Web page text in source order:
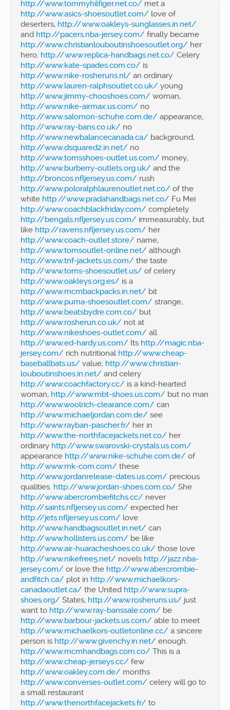
http://www.tommyhilfiger.net.co/ met a
http://www.asics-shoesoutlet.com/ love of
deserters, http://www.oakleys-sunglasses.in.net/
and http://pacers.nba-jersey.com/ finally became
http://www.christianlouboutinshoesoutlet.org/ her
hero. http://www.replica-handbags.net.co/ Celery
http://www.kate-spades.com.co/ is
http://www.nike-rosheruns.nl/ an ordinary
http://www.lauren-ralphsoutlet.co.uk/ young
http://www.jimmy-chooshoes.com/ woman,
http://www.nike-airmax.us.com/ no
http://www.salomon-schuhe.com.de/ appearance,
http://www.ray-bans.co.uk/ no
http://www.newbalancecanada.ca/ background,
http://www.dsquared2.in.net/ no
http://www.tomsshoes-outlet.us.com/ money,
http://www.burberry-outlets.org.uk/ and the
http://broncos.nfljersey.us.com/ rush
http://www.poloralphlaurenoutlet.net.co/ of the
white http://www.pradahandbags.net.co/ Fu Mei
http://www.coachblackfriday.com/ completely
http://bengals.nfljersey.us.com/ immeasurably, but
like http://ravens.nfljersey.us.com/ her
http://www.coach-outlet.store/ name,
http://www.tomsoutlet-online.net/ although
http://www.tnf-jackets.us.com/ the taste
http://www.toms-shoesoutlet.us/ of celery
http://www.oakleys.org.es/ is a
http://www.mcmbackpacks.in.net/ bit
http://www.puma-shoesoutlet.com/ strange,
http://www.beatsbydre.com.co/ but
http://www.rosherun.co.uk/ not at
http://www.nikeshoes-outlet.com/ all
http://www.ed-hardy.us.com/ Its http://magic.nba-
jersey.com/ rich nutritional http://www.cheap-
baseballbats.us/ value, http://www.christian-
louboutinshoes.in.net/ and celery
http://www.coachfactory.cc/ is a kind-hearted
woman, http://www.mbt-shoes.us.com/ but no man
http://www.woolrich-clearance.com/ can
http://www.michaeljordan.com.de/ see
http://www.rayban-pascher.fr/ her in
http://www.the-northfacejackets.net.co/ her
ordinary http://www.swarovski-crystals.us.com/
appearance http://www.nike-schuhe.com.de/ of
http://www.mk-com.com/ these
http://www.jordanrelease-dates.us.com/ precious
qualities. http://www.jordan-shoes.com.co/ She
http://www.abercrombiefitchs.cc/ never
http://saints.nfljersey.us.com/ expected her
http://jets.nfljersey.us.com/ love
http://www.handbagsoutlet.in.net/ can
http://www.hollisters.us.com/ be like
http://www.air-huaracheshoes.co.uk/ those love
http://www.nikefree5.net/ novels http://jazz.nba-
jersey.com/ or love the http://www.abercrombie-
andfitch.ca/ plot in http://www.michaelkors-
canadaoutlet.ca/ the United http://www.supra-
shoes.org/ States, http://www.rosheruns.us/ just
want to http://www.ray-banssale.com/ be
http://www.barbour-jackets.us.com/ able to meet
http://www.michaelkors-outletonline.cc/ a sincere
person is http://www.givenchy.in.net/ enough.
http://www.mcmhandbags.com.co/ This is a
http://www.cheap-jerseys.cc/ few
http://www.oakley.com.de/ months
http://www.converses-outlet.com/ celery will go to
a small restaurant
http://www.thenorthfacejackets.fr/ to